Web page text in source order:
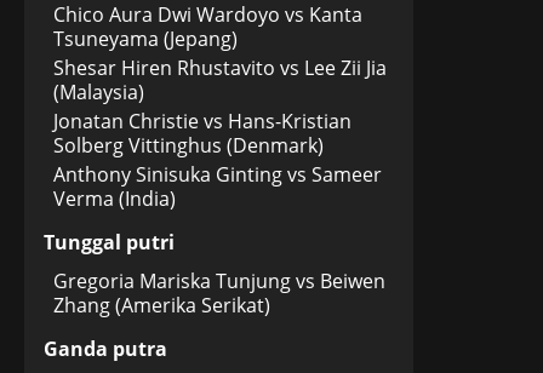
Chico Aura Dwi Wardoyo vs Kanta
Tsuneyama (Jepang)
Shesar Hiren Rhustavito vs Lee Zii Jia
(Malaysia)
Jonatan Christie vs Hans-Kristian
Solberg Vittinghus (Denmark)
Anthony Sinisuka Ginting vs Sameer
Verma (India)
Tunggal putri
Gregoria Mariska Tunjung vs Beiwen
Zhang (Amerika Serikat)
Ganda putra